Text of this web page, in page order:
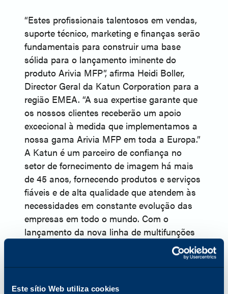
Este sítio Web utiliza cookies
“Estes profissionais talentosos em vendas,
suporte técnico, marketing e finanças serão
fundamentais para construir uma base
sólida para o lançamento iminente do
produto Arivia MFP”, afirma Heidi Boller,
Director Geral da Katun Corporation para a
região EMEA. “A sua expertise garante que
os nossos clientes receberão um apoio
excecional à medida que implementamos a
nossa gama Arivia MFP em toda a Europa.”
A Katun é um parceiro de confiança no
setor de fornecimento de imagem há mais
de 45 anos, fornecendo produtos e serviços
fiáveis e de alta qualidade que atendem às
necessidades em constante evolução das
empresas em todo o mundo. Com o
lançamento da nova linha de multifunções
Arivia, a Katun expande ainda mais o seu
compromisso com os clientes, oferecendo
tecnologia de ponta que melhora a
produtividade e a eficiência.